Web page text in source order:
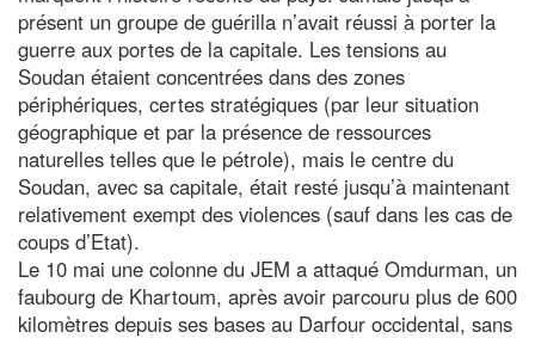
présent un groupe de guérilla n’avait réussi à porter la
guerre aux portes de la capitale. Les tensions au
Soudan étaient concentrées dans des zones
périphériques, certes stratégiques (par leur situation
géographique et par la présence de ressources
naturelles telles que le pétrole), mais le centre du
Soudan, avec sa capitale, était resté jusqu’à maintenant
relativement exempt des violences (sauf dans les cas de
coups d’Etat).
Le 10 mai une colonne du JEM a attaqué Omdurman, un
faubourg de Khartoum, après avoir parcouru plus de 600
kilomètres depuis ses bases au Darfour occidental, sans